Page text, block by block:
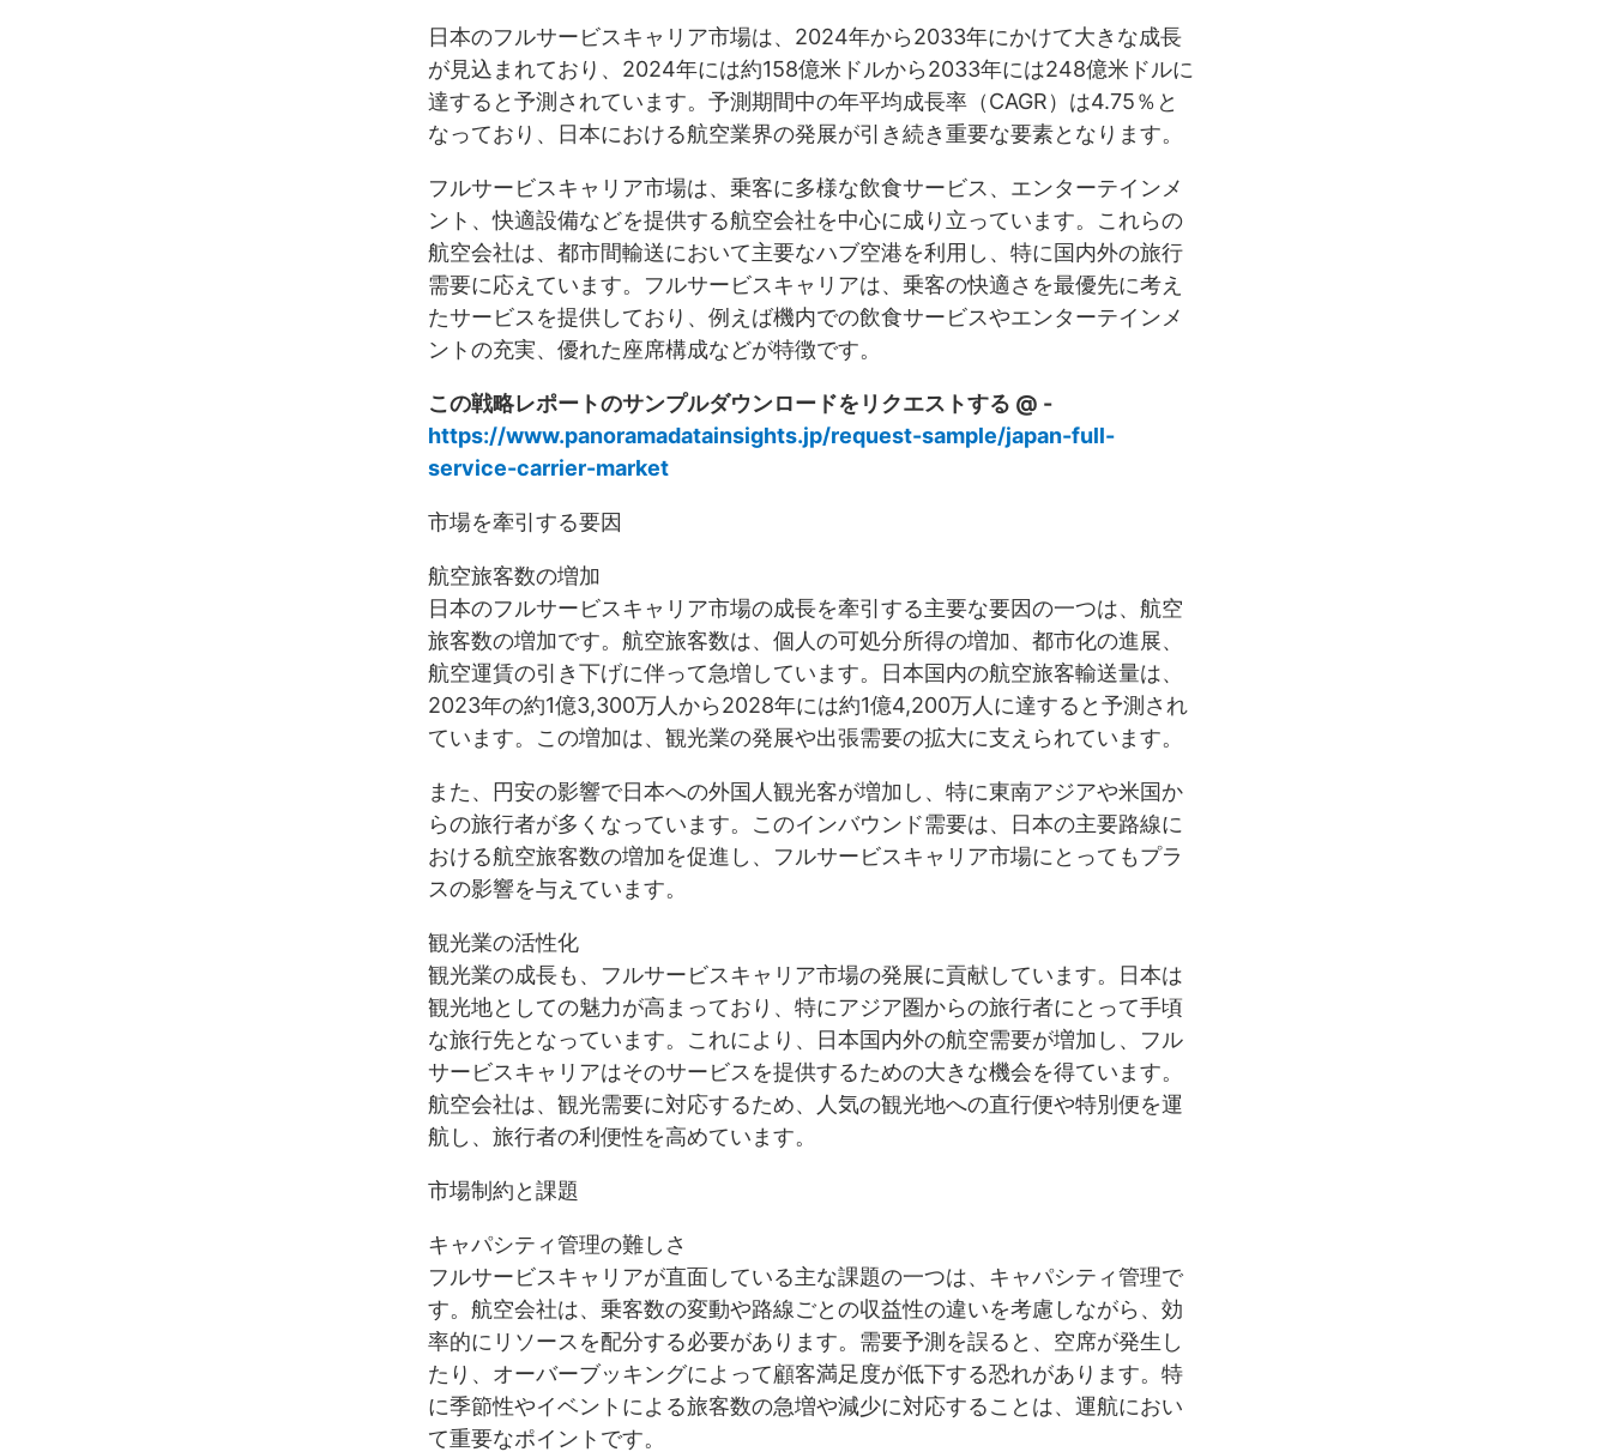
日本のフルサービスキャリア市場は、2024年から2033年にかけて大きな成長
が見込まれており、2024年には約158億米ドルから2033年には248億米ドルに
達すると予測されています。予測期間中の年平均成長率（CAGR）は4.75％と
なっており、日本における航空業界の発展が引き続き重要な要素となります。
フルサービスキャリア市場は、乗客に多様な飲食サービス、エンターテインメ
ント、快適設備などを提供する航空会社を中心に成り立っています。これらの
航空会社は、都市間輸送において主要なハブ空港を利用し、特に国内外の旅行
需要に応えています。フルサービスキャリアは、乗客の快適さを最優先に考え
たサービスを提供しており、例えば機内での飲食サービスやエンターテインメ
ントの充実、優れた座席構成などが特徴です。
この戦略レポートのサンプルダウンロードをリクエストする @ -
https://www.panoramadatainsights.jp/request-sample/japan-full-
service-carrier-market
市場を牽引する要因
航空旅客数の増加
日本のフルサービスキャリア市場の成長を牽引する主要な要因の一つは、航空
旅客数の増加です。航空旅客数は、個人の可処分所得の増加、都市化の進展、
航空運賃の引き下げに伴って急増しています。日本国内の航空旅客輸送量は、
2023年の約1億3,300万人から2028年には約1億4,200万人に達すると予測され
ています。この増加は、観光業の発展や出張需要の拡大に支えられています。
また、円安の影響で日本への外国人観光客が増加し、特に東南アジアや米国か
らの旅行者が多くなっています。このインバウンド需要は、日本の主要路線に
おける航空旅客数の増加を促進し、フルサービスキャリア市場にとってもプラ
スの影響を与えています。
観光業の活性化
観光業の成長も、フルサービスキャリア市場の発展に貢献しています。日本は
観光地としての魅力が高まっており、特にアジア圏からの旅行者にとって手頃
な旅行先となっています。これにより、日本国内外の航空需要が増加し、フル
サービスキャリアはそのサービスを提供するための大きな機会を得ています。
航空会社は、観光需要に対応するため、人気の観光地への直行便や特別便を運
航し、旅行者の利便性を高めています。
市場制約と課題
キャパシティ管理の難しさ
フルサービスキャリアが直面している主な課題の一つは、キャパシティ管理で
す。航空会社は、乗客数の変動や路線ごとの収益性の違いを考慮しながら、効
率的にリソースを配分する必要があります。需要予測を誤ると、空席が発生し
たり、オーバーブッキングによって顧客満足度が低下する恐れがあります。特
に季節性やイベントによる旅客数の急増や減少に対応することは、運航におい
て重要なポイントです。